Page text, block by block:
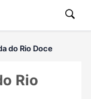
do Rio Doce
Rio